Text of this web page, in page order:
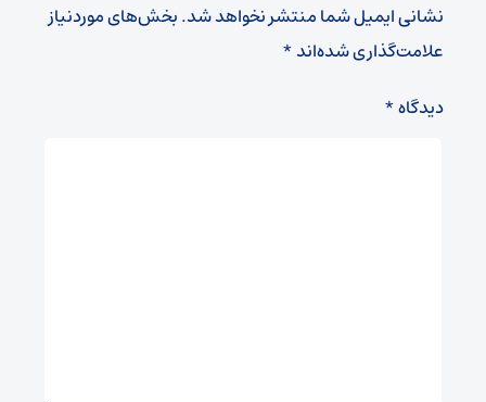
نشانی ایمیل شما منتشر نخواهد شد.بخش‌های موردنیاز
علامت‌گذاری شده‌اند*
دیدگاه*